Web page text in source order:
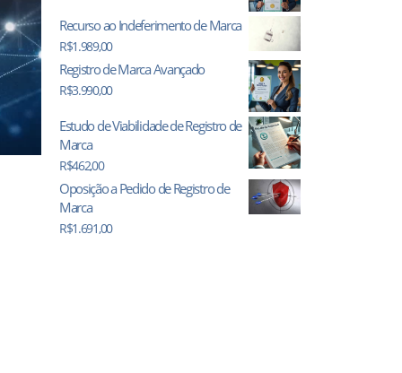
Recurso ao Indeferimento de Marca
R$1.989,00
Registro de Marca Avançado
R$3.990,00
Estudo de Viabilidade de Registro de
Marca
R$462,00
Oposição a Pedido de Registro de
Marca
R$1.691,00